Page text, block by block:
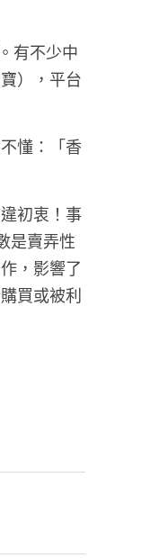
有不少中
），平台
懂：「香
初衷！事
是賣弄性
，影響了
買或被利